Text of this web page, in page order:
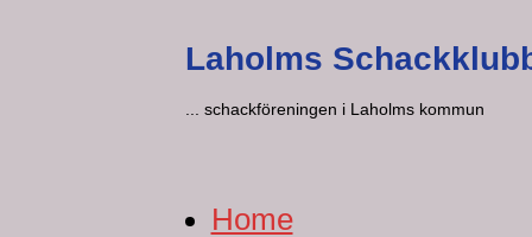
Laholms
... schackföreningen i Laholms kommun
Home